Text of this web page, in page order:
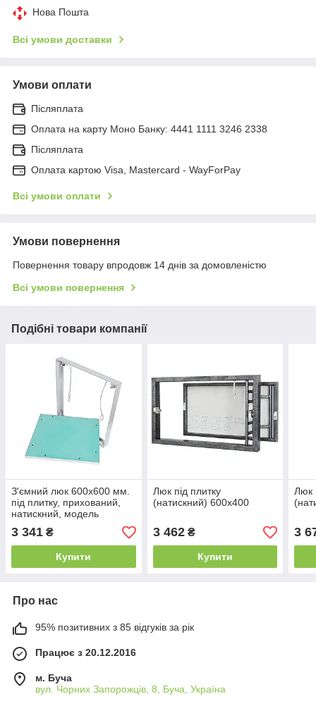
Нова Пошта
Всі умови доставки
Умови оплати
Післяплата
Оплата на карту Моно Банку: 4441 1111 3246 2338
Післяплата
Оплата картою Visa, Mastercard - WayForPay
Всі умови оплати
Умови повернення
Повернення товару впродовж 14 днів за домовленістю
Всі умови повернення
Подібні товари компанії
З'ємний люк 600х600 мм.
під плитку, прихований,
натискний, модель
"Universal".
3 341 ₴
Купити
Люк під плитку
(натискний) 600х400
3 462₴
Купити
Люк
3
Про нас
95% позитивних з 85 відгуків за рік
Працює з 20.12.2016
м. Буча
вул. Чорних Запорожців, 8, Буча, Україна